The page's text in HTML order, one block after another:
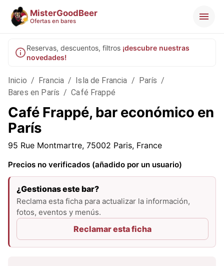
MisterGoodBeer
Ofertas en bares
Reservas, descuentos, filtros ¡descubre nuestras
novedades!
Inicio / Francia / Isla de Francia / París /
Bares en París / Café Frappé
Café Frappé, bar económico en
París
95 Rue Montmartre, 75002 Paris, France
Precios no verificados (añadido por un usuario)
¿Gestionas este bar?
Reclama esta ficha para actualizar la información,
fotos, eventos y menús.
Reclamar esta ficha